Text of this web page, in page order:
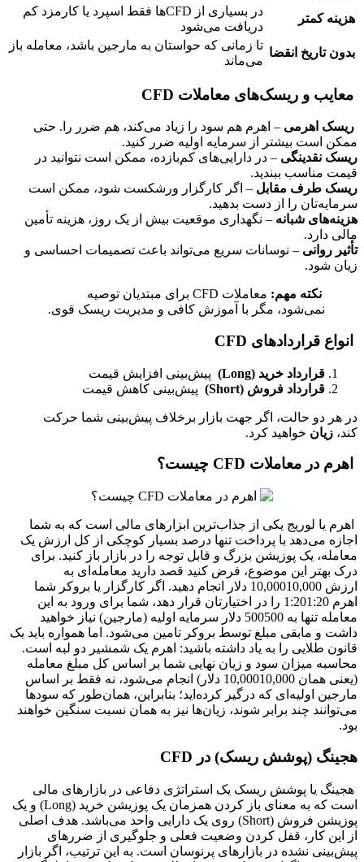
هزینه کمتر
در بسیاری از CFDها فقط اسپرد یا کارمزد کم
دریافت می‌شود
بدون تاریخ انقضا
تا زمانی که حواستان به مارجین باشد، معامله باز
می‌ماند
معایب و ریسک‌های معاملات CFD
ریسک اهرمی – اهرم هم سود را زیاد می‌کند، هم ضرر را. حتی
ممکن است بیشتر از سرمایه اولیه ضرر کنید.
ریسک نقدینگی – در دارایی‌های کم‌بازده، ممکن است نتوانید در
قیمت مناسب ببندید.
ریسک طرف مقابل – اگر کارگزار ورشکست شود، ممکن است
سرمایه‌تان را از دست بدهید.
هزینه‌های شبانه – نگهداری موقعیت بیش از یک روز، هزینه تأمین
مالی دارد.
تأثیر روانی – نوسانات سریع می‌تواند باعث تصمیمات احساسی و
زیان شود.
نکته مهم:
معاملات CFD برای مبتدیان توصیه
نمی‌شود، مگر با آموزش کافی و مدیریت ریسک قوی.
انواع قراردادهای CFD
قرارداد خرید (Long)
پیش‌بینی افزایش قیمت
قرارداد فروش (Short)
پیش‌بینی کاهش قیمت
در هر دو حالت، اگر جهت بازار برخلاف پیش‌بینی شما حرکت
کند، زیان خواهید کرد.
اهرم در معاملات CFD چیست؟
اهرم یا لوریج یکی از جذاب‌ترین ابزارهای مالی است که به شما
اجازه می‌دهد با پرداخت تنها درصد بسیار کوچکی از کل ارزش یک
معامله، یک پوزیشن بزرگ و قابل توجه را در بازار باز کنید. برای
درک بهتر این موضوع، فرض کنید قصد دارید معامله‌ای به
ارزش
10,00010,000
دلار انجام دهید. اگر کارگزار یا بروکر شما
اهرم
1:201 :20
را در اختیارتان قرار دهد، شما برای ورود به این
معامله تنها به
500500
دلار سرمایه اولیه (مارجین) نیاز خواهید
داشت و مابقی مبلغ توسط بروکر تامین می‌شود. اما همواره باید یک
قانون طلایی را به یاد داشته باشید: اهرم یک شمشیر دو لبه است.
محاسبه میزان سود و زیان نهایی شما بر اساس کل مبلغ معامله
(یعنی همان
10,00010,000
دلار) انجام می‌شود، نه فقط بر اساس
مارجین اولیه‌ای که درگیر کرده‌اید؛ بنابراین، همان‌طور که سودها
می‌توانند چند برابر شوند، زیان‌ها نیز به همان نسبت سنگین خواهند
بود.
هجینگ (پوشش ریسک) در CFD
هجینگ یا پوشش ریسک یک استراتژی دفاعی در بازارهای مالی
است که به معنای باز کردن همزمان یک پوزیشن خرید (Long) و یک
پوزیشن فروش (Short) روی یک دارایی واحد می‌باشد. هدف اصلی
از این کار، قفل کردن وضعیت فعلی و جلوگیری از ضررهای
پیش‌بینی نشده در بازارهای پرنوسان است. به این ترتیب، اگر بازار